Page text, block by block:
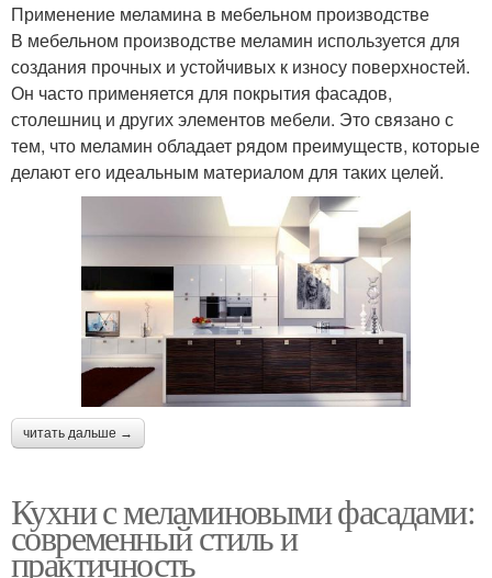
Применение меламина в мебельном производстве
В мебельном производстве меламин используется для
создания прочных и устойчивых к износу поверхностей.
Он часто применяется для покрытия фасадов,
столешниц и других элементов мебели. Это связано с
тем, что меламин обладает рядом преимуществ, которые
делают его идеальным материалом для таких целей.
читать дальше →
Кухни с меламиновыми фасадами:
современный стиль и
практичность